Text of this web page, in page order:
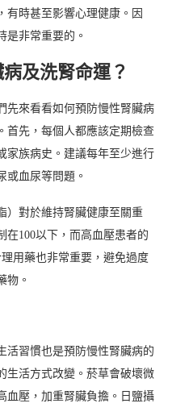
有時甚至影響心理健康。因
是非常重要的。
及洗腎命運？
先來看看如何預防慢性腎臟病
首先，每個人都應該定期檢查
家族病史。建議每年至少進行
或血尿等問題。
）對於維持腎臟健康至關重
在100以下，而高血壓患者的
用藥也非常重要，避免過度
物。
活習慣也是預防慢性腎臟病的
生活方式改變。菸草會破壞微
血壓，加重腎臟負擔。日鹽攝